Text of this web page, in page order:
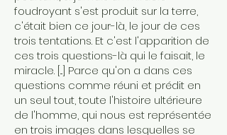
foudroyant s'est produit sur la terre,
c'était bien ce jour-là, le jour de ces
trois tentations. Et c'est l'apparition de
ces trois questions-là qui le faisait, le
miracle. [...] Parce qu'on a dans ces
questions comme réuni et prédit en
un seul tout, toute l'histoire ultérieure
de l'homme, qui nous est représentée
en trois images dans lesquelles se